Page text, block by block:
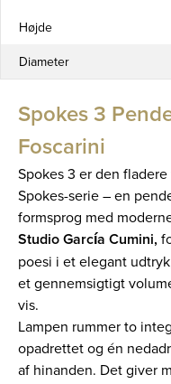
Højde
Diameter
Spokes 3
Foscarini
Spokes 3 er den
Spokes-serie – en
formsprog med
Studio García Cumini,
poesi i et elegant
et gennemsigtigt
vis.
Lampen rummer to
opadrettet og én
af hinanden. Det giver